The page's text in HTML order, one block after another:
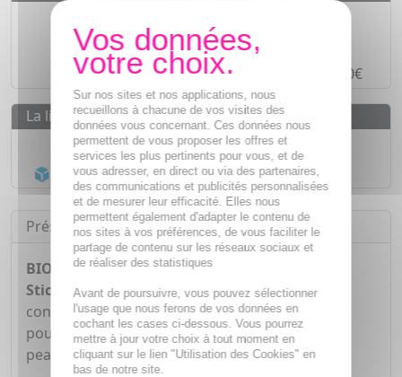
Paiement en ligne SÉCURISÉ
Paiement en 4 fois sans frais à partir de 30€
La livraison
Livraison gratuite dès55€
Acheminement Chronopost en 24h*
Présentation
BIOCYTE Collagène Marin Orodispersible 20
Sticks est un complément alimentaire qui
contribue à la formation normale de collagène
pour assurer le fonctionnement normale de la
peau grâce à la présence de vitamine C.
Sur nos sites et nos applications, nous
recueillons à chacune de vos visites des
données vous concernant. Ces données nous
permettent de vous proposer les offres et
services les plus pertinents pour vous, et de
vous adresser, en direct ou via des partenaires,
des communications et publicités personnalisées
et de mesurer leur efficacité. Elles nous
permettent également d'adapter le contenu de
nos sites à vos préférences, de vous faciliter le
partage de contenu sur les réseaux sociaux et
de réaliser des statistiques
Avant de poursuivre, vous pouvez sélectionner
l'usage que nous ferons de vos données en
cochant les cases ci-dessous. Vous pourrez
mettre à jour votre choix à tout moment en
cliquant sur le lien "Utilisation des Cookies" en
bas de notre site.